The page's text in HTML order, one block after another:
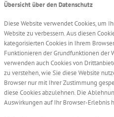
Übersicht über den Datenschutz
Diese Website verwendet Cookies, um
Website zu verbessern. Aus diesen
kategorisierten Cookies in Ihrem
Funktionieren der Grundfunktionen der
verwenden auch Cookies von
zu verstehen, wie Sie diese Website
Browser nur mit Ihrer Zustimmung
diese Cookies abzulehnen. Die
Auswirkungen auf Ihr Browser-Erlebnis